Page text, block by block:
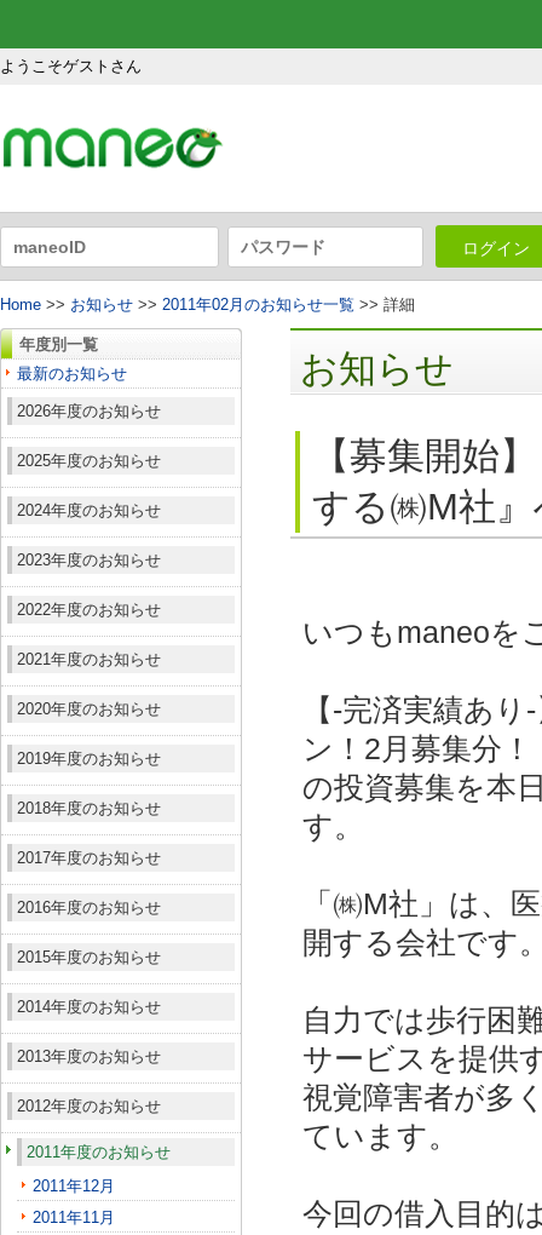
ようこそゲストさん
ログイン
Home >> お知らせ >> 2011年02月のお知らせ一覧 >> 詳細
年度別一覧
最新のお知らせ
2026年度のお知らせ
2025年度のお知らせ
2024年度のお知らせ
2023年度のお知らせ
2022年度のお知らせ
2021年度のお知らせ
2020年度のお知らせ
2019年度のお知らせ
2018年度のお知らせ
2017年度のお知らせ
2016年度のお知らせ
2015年度のお知らせ
2014年度のお知らせ
2013年度のお知らせ
2012年度のお知らせ
2011年度のお知らせ
2011年12月
2011年11月
お知らせ
【募集開始
する㈱M社
いつもmaneoを
【‐完済実績あ
ン！2月募集分！
の投資募集を本
す。
「㈱M社」は、
開する会社です
自力では歩行困
サービスを提供
視覚障害者が多
ています。
今回の借入目的